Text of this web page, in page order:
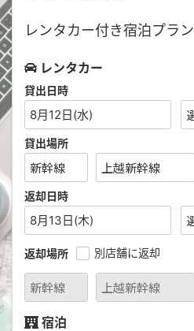
レンタカー付き宿泊プラ
レンタカー
貸出日時
8月12日(水)
貸出場所
返却日時
8月13日(木)
返却場所 別店舗に返却
宿泊